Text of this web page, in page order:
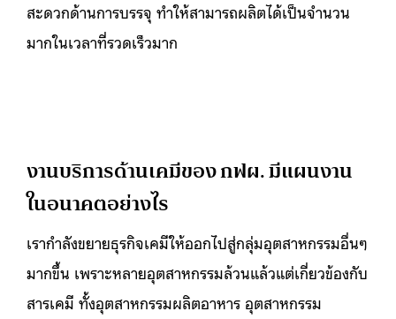
สะดวกด้านการบรรจุ ทำให้สามารถผลิตได้เป็นจำนวน
มากในเวลาที่รวดเร็วมาก
งานบริการด้านเคมีของ กฟผ. มีแผนงาน
ในอนาคตอย่างไร
เรากำลังขยายธุรกิจเคมีให้ออกไปสู่กลุ่มอุตสาหกรรมอื่นๆ
มากขึ้น เพราะหลายอุตสาหกรรมล้วนแล้วแต่เกี่ยวข้องกับ
สารเคมี ทั้งอุตสาหกรรมผลิตอาหาร อุตสาหกรรม